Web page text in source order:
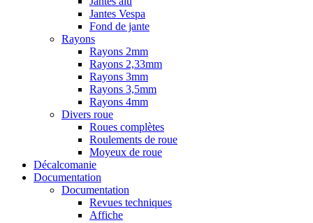
Jantes Vespa
Fond de jante
Rayons
Rayons 2mm
Rayons 2,33mm
Rayons 3mm
Rayons 3,5mm
Rayons 4mm
Divers roue
Roues complètes
Roulements de roue
Moyeux de roue
Décalcomanie
Documentation
Documentation
Revues techniques
Affiche